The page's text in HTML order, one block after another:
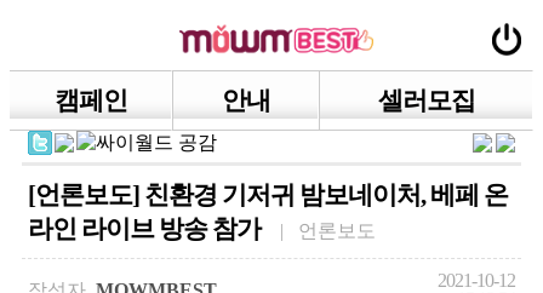
캠페인 안내 셀러모집
[언론보도] 친환경 기저귀 밤보네이처, 베페 온
라인 라이브 방송 참가
| 언론보도
2021-10-12